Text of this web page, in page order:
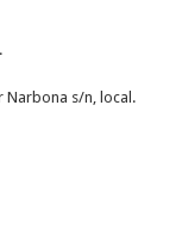
Narbona s/n, local.